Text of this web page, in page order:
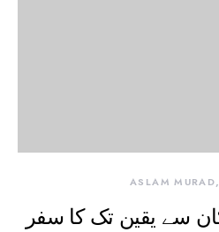
ASLAM MURAD
سے یقین تک کا سفر